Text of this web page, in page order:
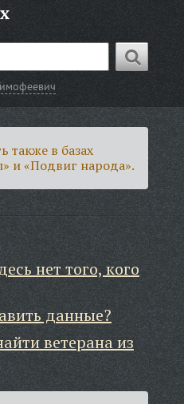
также в базах
и «Подвиг народа».
нет того, кого
данные?
ветерана из